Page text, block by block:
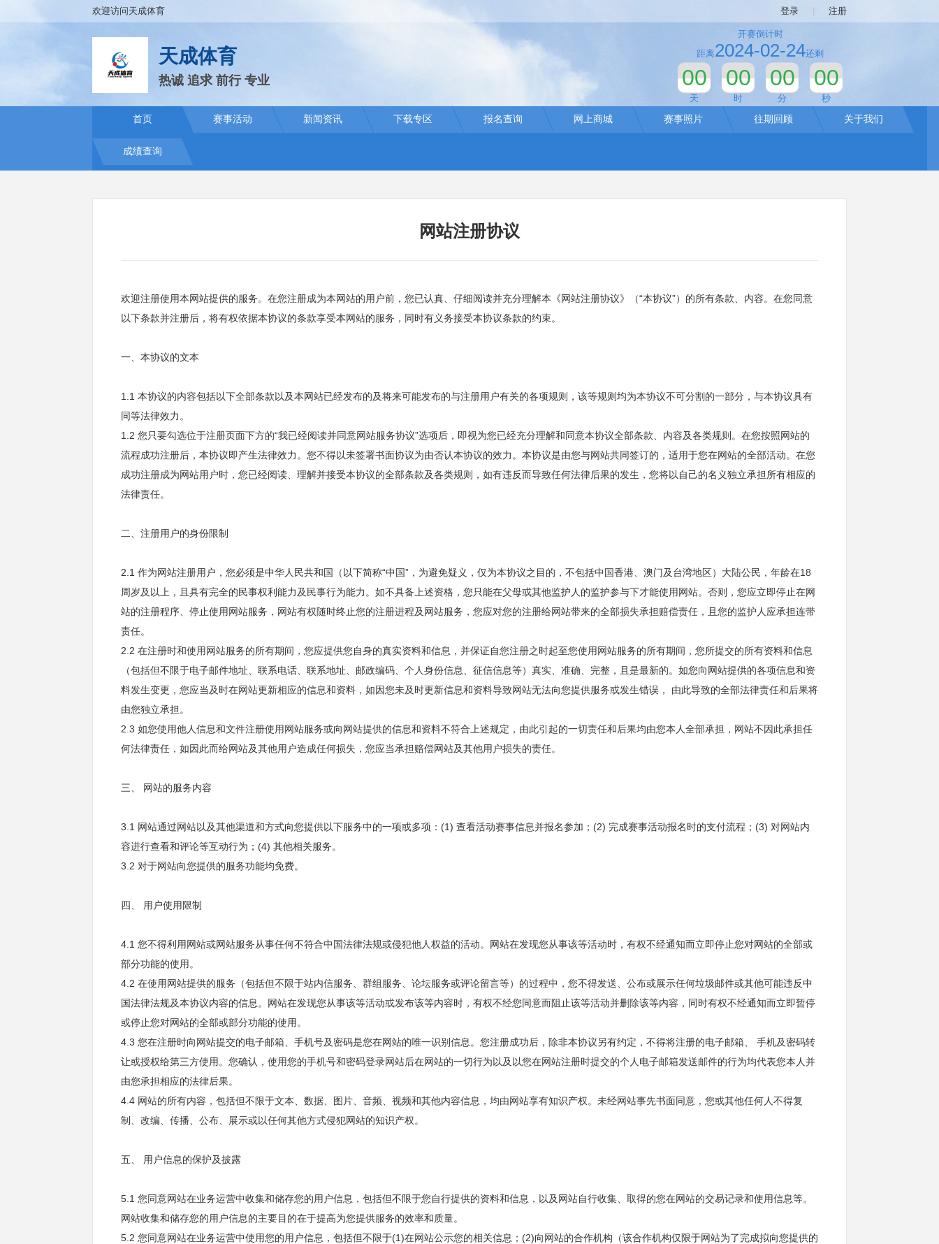
欢迎访问天成体育 登录 注册
天成体育
热诚 追求 前行 专业
开赛倒计时
距离2024-02-24还剩
00
天
00
时
00
分
00
秒
首页
赛事活动 新闻资讯 下载专区 报名查询 网上商城 赛事照片 往期回顾 关于我们
成绩查询
网站注册协议
欢迎注册使用本网站提供的服务。在您注册成为本网站的用户前，您已认真、仔细阅读并充分理解本《网站注册协议》（“本协议”）的所有条款、内容。在您同意
以下条款并注册后，将有权依据本协议的条款享受本网站的服务，同时有义务接受本协议条款的约束。
一、本协议的文本
1.1 本协议的内容包括以下全部条款以及本网站已经发布的及将来可能发布的与注册用户有关的各项规则，该等规则均为本协议不可分割的一部分，与本协议具有
同等法律效力。
1.2 您只要勾选位于注册页面下方的“我已经阅读并同意网站服务协议”选项后，即视为您已经充分理解和同意本协议全部条款、内容及各类规则。在您按照网站的
流程成功注册后，本协议即产生法律效力。您不得以未签署书面协议为由否认本协议的效力。本协议是由您与网站共同签订的，适用于您在网站的全部活动。在您
成功注册成为网站用户时，您已经阅读、理解并接受本协议的全部条款及各类规则，如有违反而导致任何法律后果的发生，您将以自己的名义独立承担所有相应的
法律责任。
二、注册用户的身份限制
2.1 作为网站注册用户，您必须是中华人民共和国（以下简称“中国”，为避免疑义，仅为本协议之目的，不包括中国香港、澳门及台湾地区）大陆公民，年龄在18
周岁及以上，且具有完全的民事权利能力及民事行为能力。如不具备上述资格，您只能在父母或其他监护人的监护参与下才能使用网站。否则，您应立即停止在网
站的注册程序、停止使用网站服务，网站有权随时终止您的注册进程及网站服务，您应对您的注册给网站带来的全部损失承担赔偿责任，且您的监护人应承担连带
责任。
2.2 在注册时和使用网站服务的所有期间，您应提供您自身的真实资料和信息，并保证自您注册之时起至您使用网站服务的所有期间，您所提交的所有资料和信息
（包括但不限于电子邮件地址、联系电话、联系地址、邮政编码、个人身份信息、征信信息等）真实、准确、完整，且是最新的。如您向网站提供的各项信息和资
料发生变更，您应当及时在网站更新相应的信息和资料，如因您未及时更新信息和资料导致网站无法向您提供服务或发生错误， 由此导致的全部法律责任和后果将
由您独立承担。
2.3 如您使用他人信息和文件注册使用网站服务或向网站提供的信息和资料不符合上述规定，由此引起的一切责任和后果均由您本人全部承担，网站不因此承担任
何法律责任，如因此而给网站及其他用户造成任何损失，您应当承担赔偿网站及其他用户损失的责任。
三、 网站的服务内容
3.1 网站通过网站以及其他渠道和方式向您提供以下服务中的一项或多项：(1) 查看活动赛事信息并报名参加；(2) 完成赛事活动报名时的支付流程；(3) 对网站内
容进行查看和评论等互动行为；(4) 其他相关服务。
3.2 对于网站向您提供的服务功能均免费。
四、 用户使用限制
4.1 您不得利用网站或网站服务从事任何不符合中国法律法规或侵犯他人权益的活动。网站在发现您从事该等活动时，有权不经通知而立即停止您对网站的全部或
部分功能的使用。
4.2 在使用网站提供的服务（包括但不限于站内信服务、群组服务、论坛服务或评论留言等）的过程中，您不得发送、公布或展示任何垃圾邮件或其他可能违反中
国法律法规及本协议内容的信息。网站在发现您从事该等活动或发布该等内容时，有权不经您同意而阻止该等活动并删除该等内容，同时有权不经通知而立即暂停
或停止您对网站的全部或部分功能的使用。
4.3 您在注册时向网站提交的电子邮箱、手机号及密码是您在网站的唯一识别信息。您注册成功后，除非本协议另有约定，不得将注册的电子邮箱、 手机及密码转
让或授权给第三方使用。您确认，使用您的手机号和密码登录网站后在网站的一切行为以及以您在网站注册时提交的个人电子邮箱发送邮件的行为均代表您本人并
由您承担相应的法律后果。
4.4 网站的所有内容，包括但不限于文本、数据、图片、音频、视频和其他内容信息，均由网站享有知识产权。未经网站事先书面同意，您或其他任何人不得复
制、改编、传播、公布、展示或以任何其他方式侵犯网站的知识产权。
五、 用户信息的保护及披露
5.1 您同意网站在业务运营中收集和储存您的用户信息，包括但不限于您自行提供的资料和信息，以及网站自行收集、取得的您在网站的交易记录和使用信息等。
网站收集和储存您的用户信息的主要目的在于提高为您提供服务的效率和质量。
5.2 您同意网站在业务运营中使用您的用户信息，包括但不限于(1)在网站公示您的相关信息；(2)向网站的合作机构（该合作机构仅限于网站为了完成拟向您提供的